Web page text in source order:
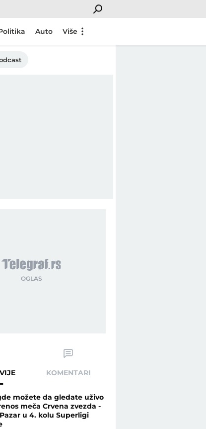
Auto Više
KOMENTARI
možete da gledate uživo
meča Crvena zvezda -
u 4. kolu Superligi